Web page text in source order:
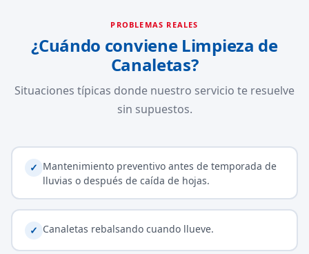
PROBLEMAS REALES
¿Cuándo conviene Limpieza de
Canaletas?
Situaciones típicas donde nuestro servicio te resuelve
sin supuestos.
✓ Mantenimiento preventivo antes de temporada de
lluvias o después de caída de hojas.
✓ Canaletas rebalsando cuando llueve.